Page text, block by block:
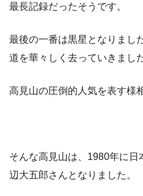
最長記録だったそうです。
最後の一番は黒星となりまし
道を華々しく去っていきました
高見山の圧倒的人気を表す様
そんな高見山は、1980年に
辺大五郎さんとなりました。